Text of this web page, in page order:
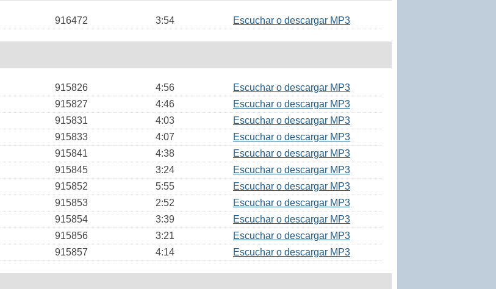
916472 3:54 Escuchar o descargar MP3
915826 4:56
Escuchar o descargar MP3
915827 4:46
Escuchar o descargar MP3
915831 4:03
Escuchar o descargar MP3
915833 4:07
Escuchar o descargar MP3
915841 4:38
Escuchar o descargar MP3
915845 3:24
Escuchar o descargar MP3
915852 5:55
Escuchar o descargar MP3
915853 2:52
Escuchar o descargar MP3
915854 3:39
Escuchar o descargar MP3
915856 3:21
Escuchar o descargar MP3
915857 4:14 Escuchar o descargar MP3